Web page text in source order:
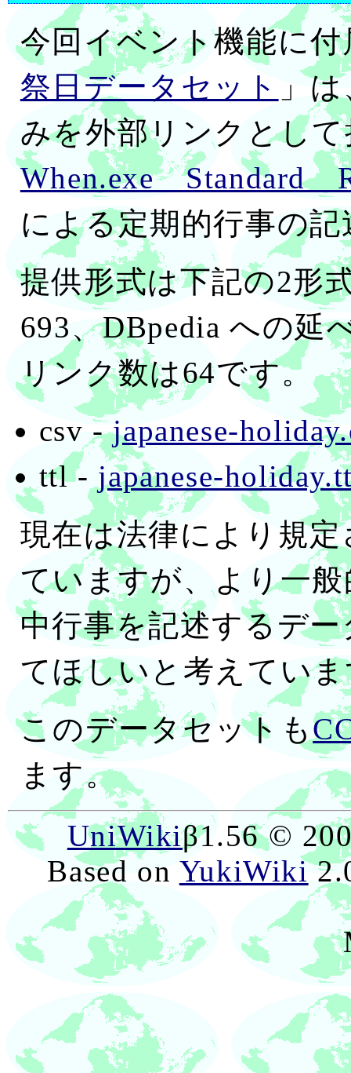
今回イベント機能に
祭日データセット
」
みを外部リンクとし
When.exe Standard
による定期的行事の
提供形式は下記の2形
693、DBpedia への延
リンク数は64です。
csv -japanese-
ttl - japanese-
現在は法律により規
ていますが、より一
中行事を記述するデ
てほしいと考えてい
このデータセットも
ます。
UniWikiβ1.56 ©
Based on YukiWiki